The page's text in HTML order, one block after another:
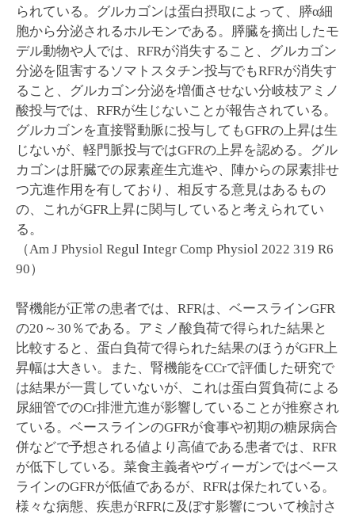
られている。グルカゴンは蛋白摂取によって、膵α細
胞から分泌されるホルモンである。膵臓を摘出したモ
デル動物や人では、RFRが消失すること、グルカゴン
分泌を阻害するソマトスタチン投与でもRFRが消失す
ること、グルカゴン分泌を増価させない分岐枝アミノ
酸投与では、RFRが生じないことが報告されている。
グルカゴンを直接腎動脈に投与してもGFRの上昇は生
じないが、軽門脈投与ではGFRの上昇を認める。グル
カゴンは肝臓での尿素産生亢進や、陣からの尿素排せ
つ亢進作用を有しており、相反する意見はあるもの
の、これがGFR上昇に関与していると考えられてい
る。
（Am J Physiol Regul Integr Comp Physiol 2022 319 R6
90）
腎機能が正常の患者では、RFRは、ベースラインGFR
の20～30％である。アミノ酸負荷で得られた結果と
比較すると、蛋白負荷で得られた結果のほうがGFR上
昇幅は大きい。また、腎機能をCCrで評価した研究で
は結果が一貫していないが、これは蛋白質負荷による
尿細管でのCr排泄亢進が影響していることが推察され
ている。ベースラインのGFRが食事や初期の糖尿病合
併などで予想される値より高値である患者では、RFR
が低下している。菜食主義者やヴィーガンではベース
ラインのGFRが低値であるが、RFRは保たれている。
様々な病態、疾患がRFRに及ぼす影響について検討さ